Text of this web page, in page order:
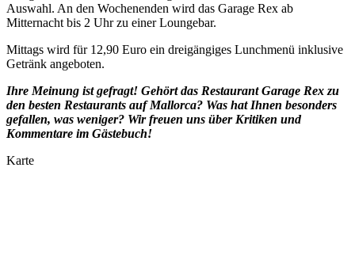
Auswahl. An den Wochenenden wird das Garage Rex ab
Mitternacht bis 2 Uhr zu einer Loungebar.
Mittags wird für 12,90 Euro ein dreigängiges Lunchmenü inklusive
Getränk angeboten.
Ihre Meinung ist gefragt! Gehört das Restaurant Garage Rex zu
den besten Restaurants auf Mallorca? Was hat Ihnen besonders
gefallen, was weniger? Wir freuen uns über Kritiken und
Kommentare im Gästebuch!
Karte